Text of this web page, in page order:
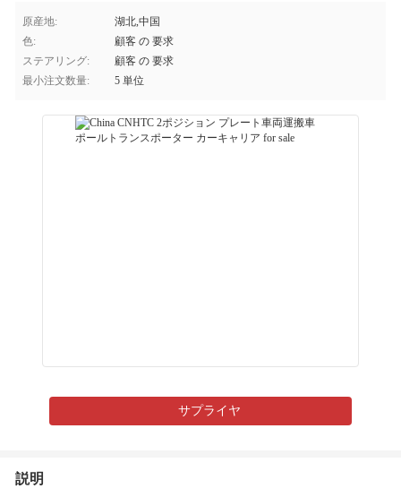
原産地:
湖北,中国
色:
顧客 の 要求
ステアリング:
顧客 の 要求
最小注文数量:
5 単位
サプライヤ
説明